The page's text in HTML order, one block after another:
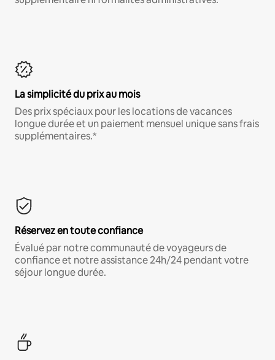
La simplicité du prix au mois
Des prix spéciaux pour les locations de vacances
longue durée et un paiement mensuel unique sans frais
supplémentaires.*
Réservez en toute confiance
Évalué par notre communauté de voyageurs de
confiance et notre assistance 24h/24 pendant votre
séjour longue durée.